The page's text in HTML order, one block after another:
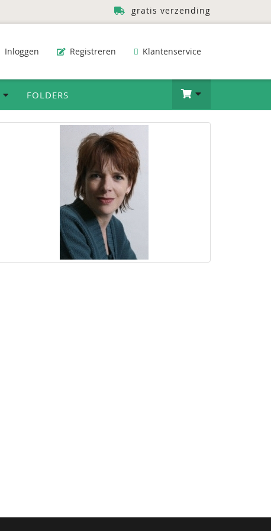
gratis verzending
Inloggen Registreren Klantenservice
FOLDERS